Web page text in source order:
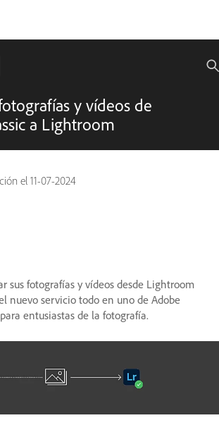
y vídeos de
a Lightroom
el 11-07-2024
sus fotografías y vídeos desde Lightroom
nuevo servicio todo en uno de Adobe
entusiastas de la fotografía.